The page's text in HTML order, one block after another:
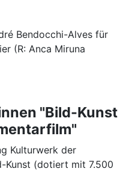
Bendocchi-Alves für
(R: Anca Miruna
"Bild-Kunst
Kulturwerk der
Kunst (dotiert mit 7.500